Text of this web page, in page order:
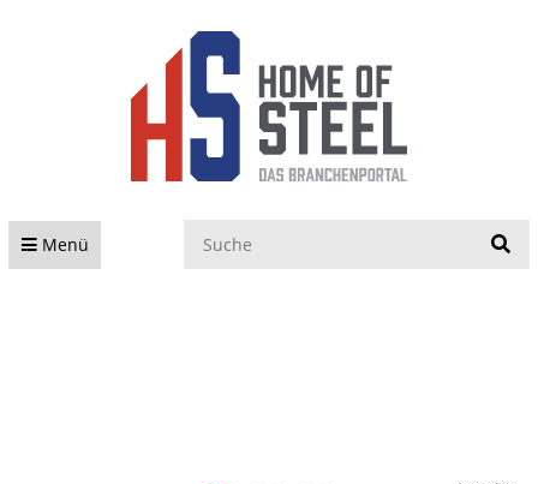
Menü